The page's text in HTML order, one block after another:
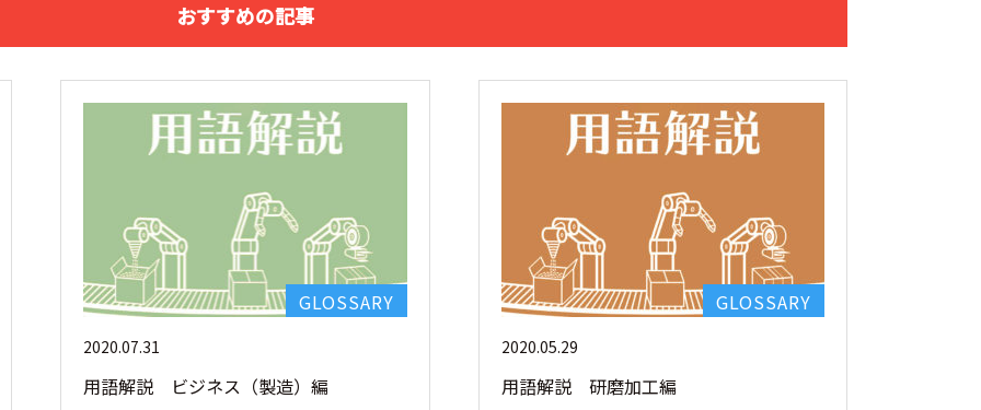
おすすめの記事
GLOSSARY
2020.07.31
用語解説 ビジネス（製造）編
GLOSSARY
2020.05.29
用語解説 研磨加工編